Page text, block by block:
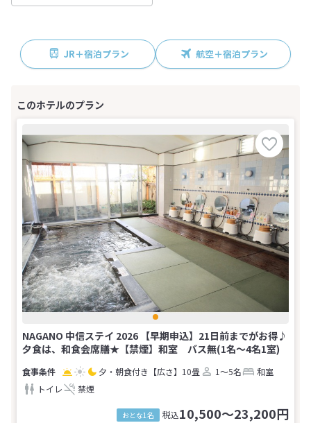
JR＋宿泊プラン 航空＋宿泊プラン
NAGANO 中信ステイ 2026 【早期申込】21日前までがお得♪
夕食は、和食会席膳★【禁煙】和室 バス無(1名～4名1室)
夕・朝食付き 【広さ】10畳 1～5名
和室
トイレ
禁煙
おとな1名 税込10,500～23,200円